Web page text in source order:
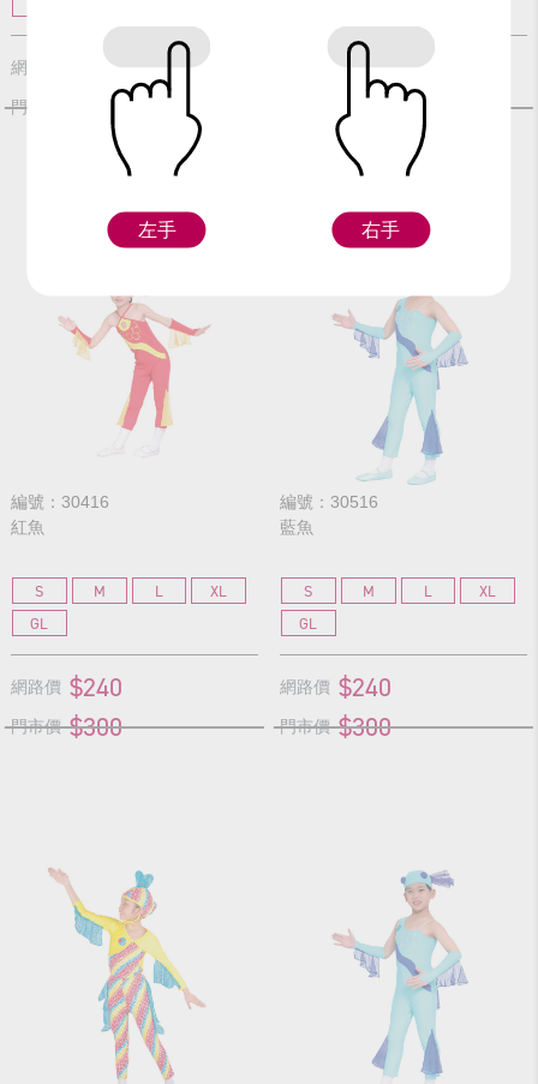
網路價 $240
門市價 $300
$240
$300
編號：30416
紅魚
S M L
XL
GL
網路價 $240
門市價 $300
編號：30516
藍魚
S M L
XL
GL
網路價 $240
門市價 $300
左手 右手